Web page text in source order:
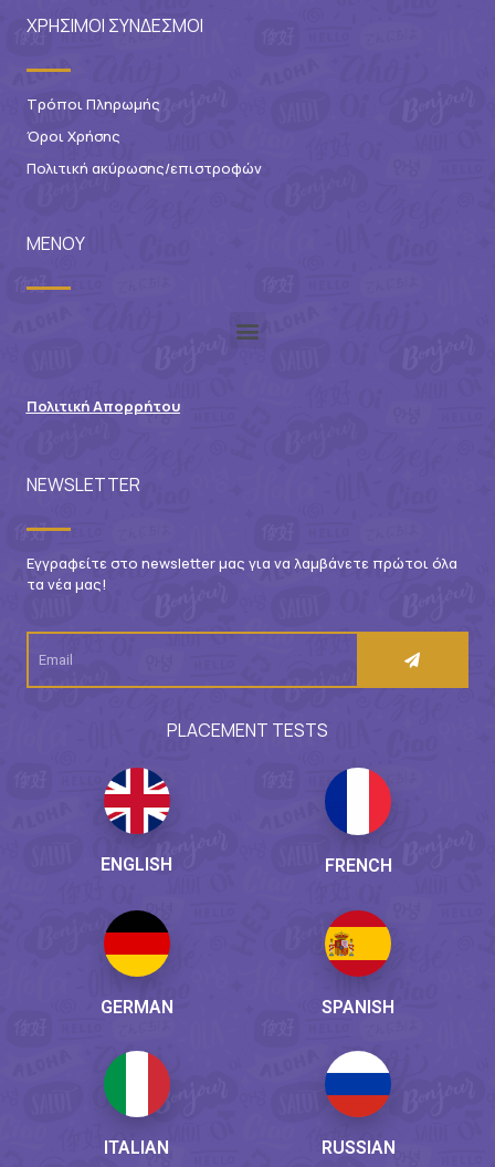
ΧΡΗΣΙΜΟΙ ΣΥΝΔΕΣΜΟΙ
Τρόποι Πληρωμής
Όροι Χρήσης
Πολιτική ακύρωσης/επιστροφών
ΜΕΝΟΥ
Πολιτική Απορρήτου
NEWSLETTER
Εγγραφείτε στο newsletter μας για να λαμβάνετε πρώτοι όλα
τα νέα μας!
PLACEMENT TESTS
ENGLISH FRENCH
GERMAN SPANISH
ITALIAN RUSSIAN